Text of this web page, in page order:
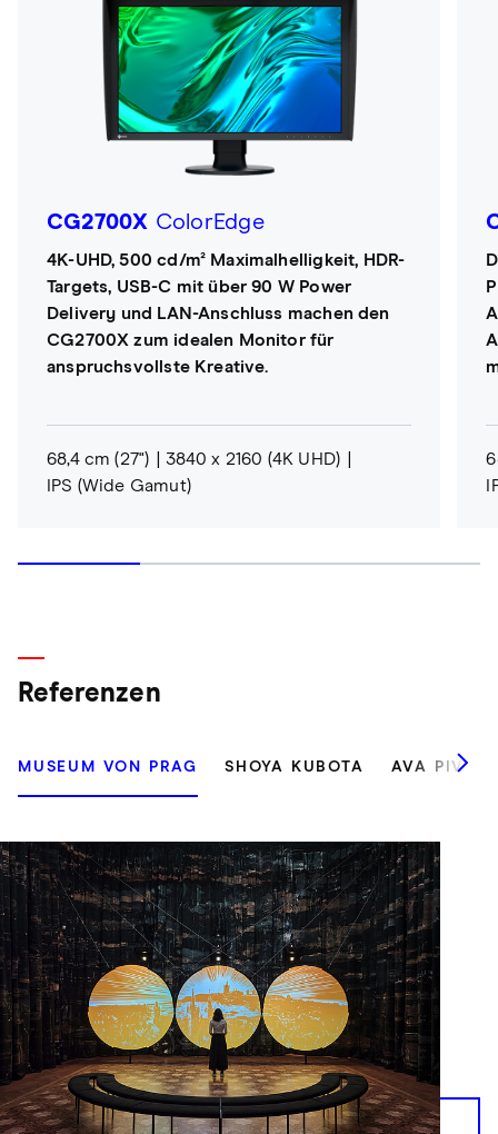
CG2700X ColorEdge
4K-UHD, 500 cd/m² Maximalhelligkeit, HDR-
Targets, USB-C mit über 90 W Power
Delivery und LAN-Anschluss machen den
CG2700X zum idealen Monitor für
anspruchsvollste Kreative.
68,4 cm (27")
3840 x 2160 (4K UHD)
IPS (Wide Gamut)
Referenzen
MUSEUM VON PRAG SHOYA KUBOTA AVA PIVOT